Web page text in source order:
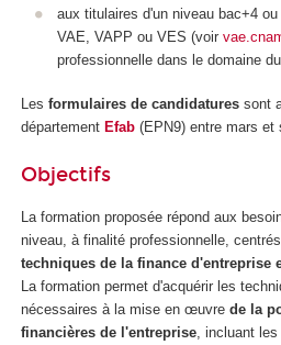
aux titulaires d'un niveau bac+4
VAE , VAPP ou VES (voir
professionnelle dans le domaine
Les formulaires de candidatures sont
département Efab (EPN9) entre mars et
Objectifs
La formation proposée répond aux
niveau, à finalité professionnelle,
techniques de la finance d'entreprise
La formation permet d'acquérir les
nécessaires à la mise en œuvre de la
financières de l'entreprise , incluant